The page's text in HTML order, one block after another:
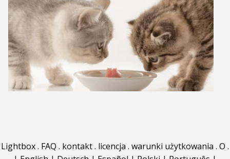
Lightbox. FAQ . kontakt. licencja . warunki użytkowania . O .